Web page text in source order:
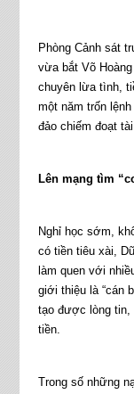
Phòng Cảnh sát
vừa bắt Võ
chuyên lừa tình,
một năm trốn
đảo chiếm đoạt
Lên mạng tìm
Nghỉ học sớm,
có tiền tiêu xài,
làm quen với
giới thiệu là “cán
tạo được lòng tin,
tiền.
Trong số những